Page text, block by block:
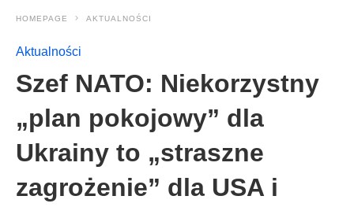
HOMEPAGE AKTUALNOŚCI
Aktualności
Szef NATO: Niekorzystny
„plan pokojowy” dla
Ukrainy to „straszne
zagrożenie” dla USA i